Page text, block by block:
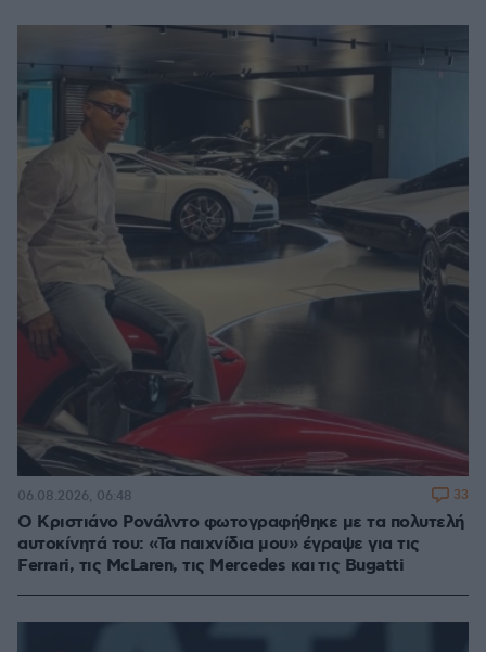
Ο Κριστιάνο Ρονάλντο φωτογραφήθηκε με τα πολυτελή
αυτοκίνητά του: «Τα παιχνίδια μου» έγραψε για τις
Ferrari, τις McLaren, τις Mercedes και τις Bugatti
06.08.2026, 06:48 33